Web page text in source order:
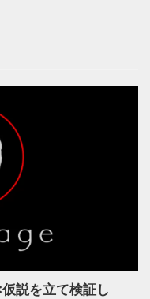
説を立て検証し